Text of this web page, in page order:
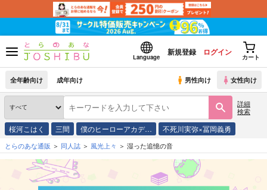
Language
新規登録 ログイン
カート
全年齢向け 成年向け 男性向け 女性向け
詳細
検索
桜河こはく 三間 僕のヒーローアカデ… 不死川実弥×冨岡義勇
とらのあな通販 同人誌 風光上々 湿った追憶の音